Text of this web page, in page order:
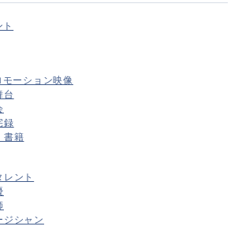
ーション映像
台
録
書籍
ント
ジシャン